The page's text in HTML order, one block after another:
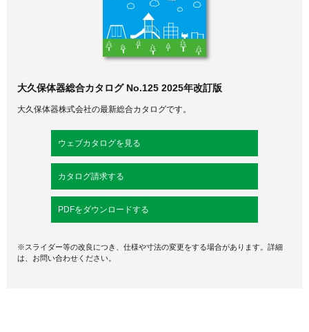
大久保体器総合カタログ No.125 2025年改訂版
大久保体器株式会社の最新総合カタログです。
ウェブカタログを見る
カタログ請求する
PDFをダウンロードする
※スライダー等の改良につき、仕様や寸法の変更をする場合があります。詳細
は、お問い合わせください。